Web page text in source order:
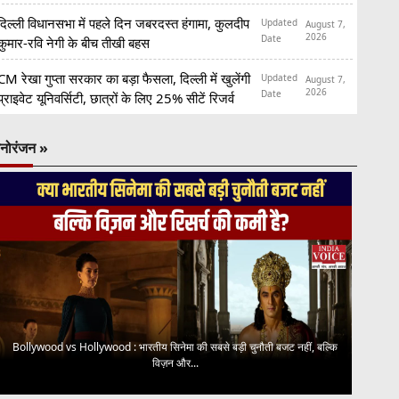
विधानसभा में पहले दिन जबरदस्त हंगामा, कुलदीप
रवि नेगी के बीच तीखी बहस
Updated
Date
August 7,
2026
रेखा गुप्ता सरकार का बड़ा फैसला, दिल्ली में खुलेंगी
यूनिवर्सिटी, छात्रों के लिए 25% सीटें रिजर्व
Updated
Date
August 7,
2026
»
Bollywood vs Hollywood : भारतीय सिनेमा की सबसे बड़ी चुनौती बजट नहीं, बल्कि
विज़न और...